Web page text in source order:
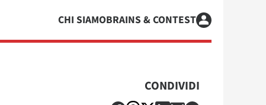
CHI SIAMOBRAINS & CONTEST
CONDIVIDI